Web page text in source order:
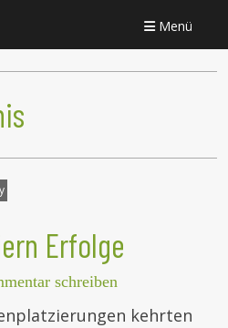
Menü
Erfolge
schreiben
kehrten